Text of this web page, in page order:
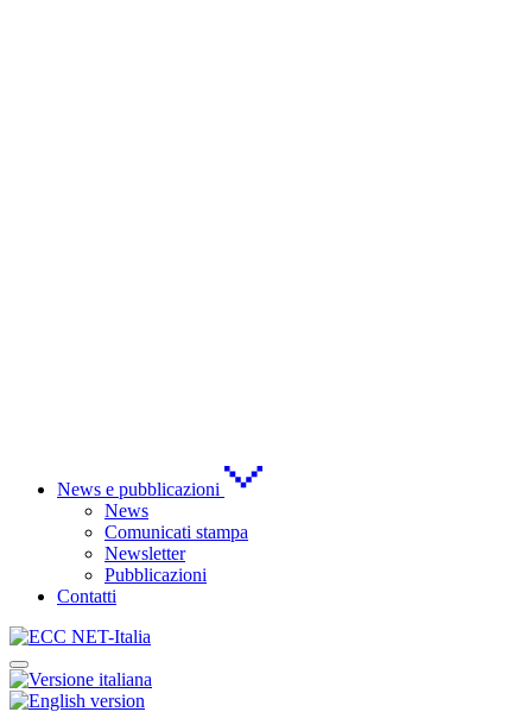
News e pubblicazioni
News
Comunicati stampa
Newsletter
Pubblicazioni
Contatti